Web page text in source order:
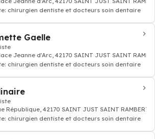
chirurgien dentiste et docteurs soin dentaire
Gaelle
Jeanne d'Arc, 42170 SAINT JUST SAINT
chirurgien dentiste et docteurs soin dentaire
République, 42170 SAINT JUST SAINT RAMBERT
chirurgien dentiste et docteurs soin dentaire